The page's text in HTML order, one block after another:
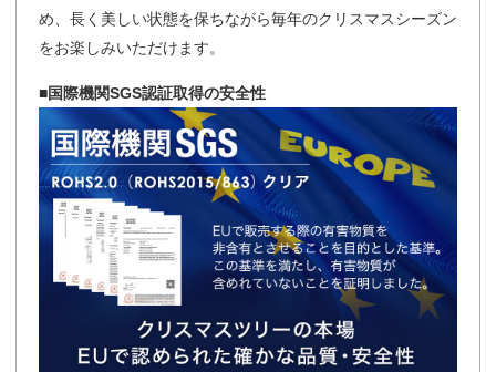
め、長く美しい状態を保ちながら毎年のクリスマスシーズン
をお楽しみいただけます。
■国際機関SGS認証取得の安全性